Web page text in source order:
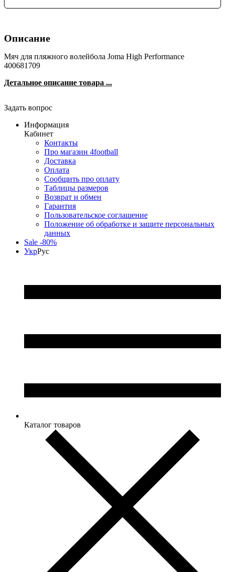
Описание
Мяч для пляжного волейбола Joma High Performance
400681709
Детальное описание товара ...
Задать вопрос
Информация
Кабинет
Контакты
Про магазин 4football
Доставка
Оплата
Сообщить про оплату
Таблицы размеров
Возврат и обмен
Гарантия
Пользовательское соглашение
Положение об обработке и защите персональных
данных
Sale -80%
УкрРус
Каталог товаров